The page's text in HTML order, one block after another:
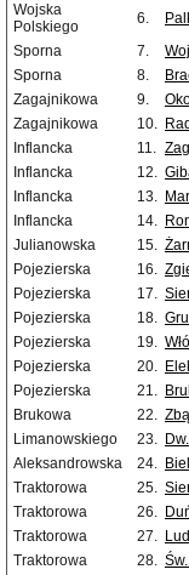
Wojska
Polskiego
6.
Sporna 7.
Sporna
8.
Zagajnikowa
9.
Zagajnikowa
10.
Inflancka
11.
Inflancka
12.
Inflancka
13.
Inflancka
14.
Julianowska
15.
Pojezierska
16.
Pojezierska
17.
Pojezierska
18.
Pojezierska
19.
Pojezierska
20.
Pojezierska
21.
Brukowa
22.
Limanowskiego
23.
Aleksandrowska
24.
Traktorowa
25.
Traktorowa
26.
Traktorowa
27.
Traktorowa
28.